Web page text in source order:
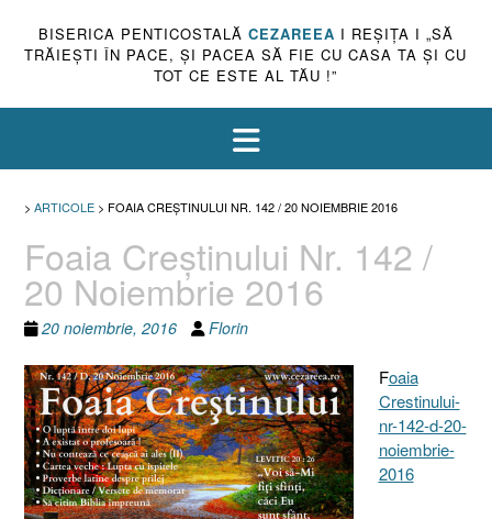
BISERICA PENTICOSTALĂ CEZAREEA I REŞIŢA I „SĂ
TRĂIEŞTI ÎN PACE, ŞI PACEA SĂ FIE CU CASA TA ŞI CU
TOT CE ESTE AL TĂU !”
> ARTICOLE > FOAIA CREŞTINULUI NR. 142 / 20 NOIEMBRIE 2016
Foaia Creştinului Nr. 142 /
20 Noiembrie 2016
20 noiembrie, 2016 Florin
Foaia
Crestinului-
nr-142-d-20-
noiembrie-
2016